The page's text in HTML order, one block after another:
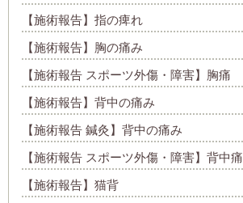
【施術報告】指の痺れ
【施術報告】胸の痛み
【施術報告 スポーツ外傷・障害】胸痛
【施術報告】背中の痛み
【施術報告 鍼灸】背中の痛み
【施術報告 スポーツ外傷・障害】背中痛
【施術報告】猫背